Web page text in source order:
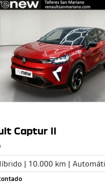
Captur II
| 10.000 km |